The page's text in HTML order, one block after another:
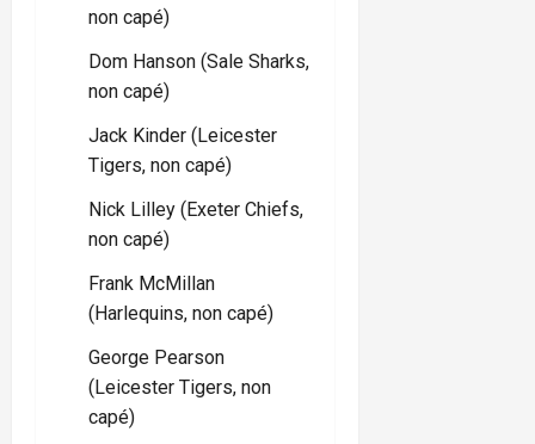
non capé)
Dom Hanson (Sale Sharks,
non capé)
Jack Kinder (Leicester
Tigers, non capé)
Nick Lilley (Exeter Chiefs,
non capé)
Frank McMillan
(Harlequins, non capé)
George Pearson
(Leicester Tigers, non
capé)